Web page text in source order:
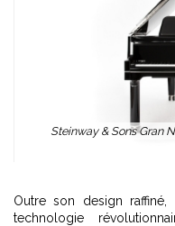
Steinway & Sons Gran
Outre son design
technologie